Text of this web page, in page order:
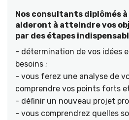
Nos consultants diplômés
aideront à atteindre vos
par des étapes
- détermination de vos idées
besoins ;
- vous ferez une analyse de
comprendre vos points forts
- définir un nouveau projet
- vous comprendrez quelles